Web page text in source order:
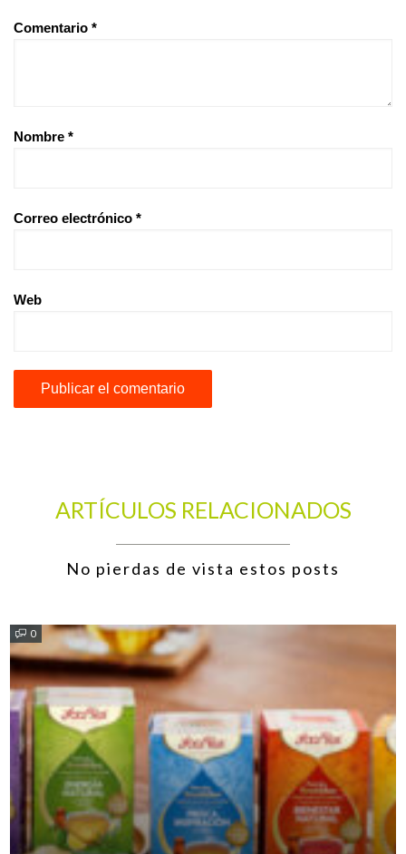
Comentario *
Nombre *
Correo electrónico *
Web
ARTÍCULOS RELACIONADOS
No pierdas de vista estos posts
0